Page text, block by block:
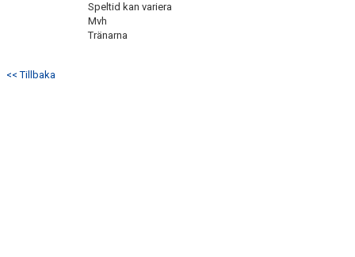
Speltid kan variera
Mvh
Tränarna
<< Tillbaka